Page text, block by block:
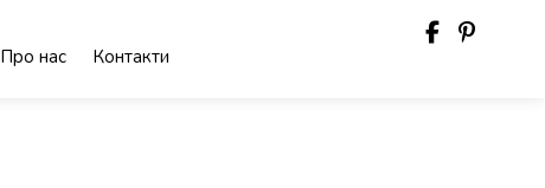
Про нас Контакти